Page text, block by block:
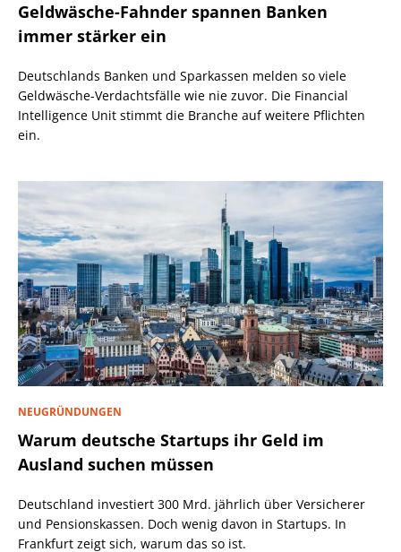
Geldwäsche-Fahnder spannen Banken
immer stärker ein
Deutschlands Banken und Sparkassen melden so viele
Geldwäsche-Verdachtsfälle wie nie zuvor. Die Financial
Intelligence Unit stimmt die Branche auf weitere Pflichten
ein.
NEUGRÜNDUNGEN
Warum deutsche Startups ihr Geld im
Ausland suchen müssen
Deutschland investiert 300 Mrd. jährlich über Versicherer
und Pensionskassen. Doch wenig davon in Startups. In
Frankfurt zeigt sich, warum das so ist.